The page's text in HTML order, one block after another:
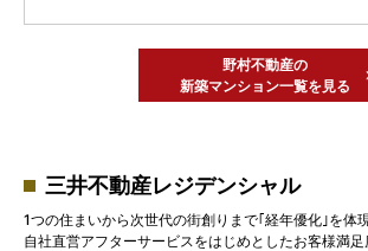
野村不動産の
新築マンション一覧を見る
三井不動産レジデンシャル
1つの住まいから次世代の街創りまで｢経年優化｣を体
自社直営アフターサービスをはじめとしたお客様満足